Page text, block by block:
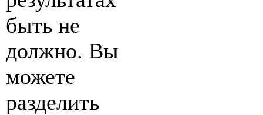
быть не
должно. Вы
можете
разделить